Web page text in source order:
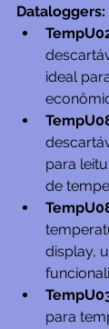
Dataloggers:
ideal
para
de
display,
para